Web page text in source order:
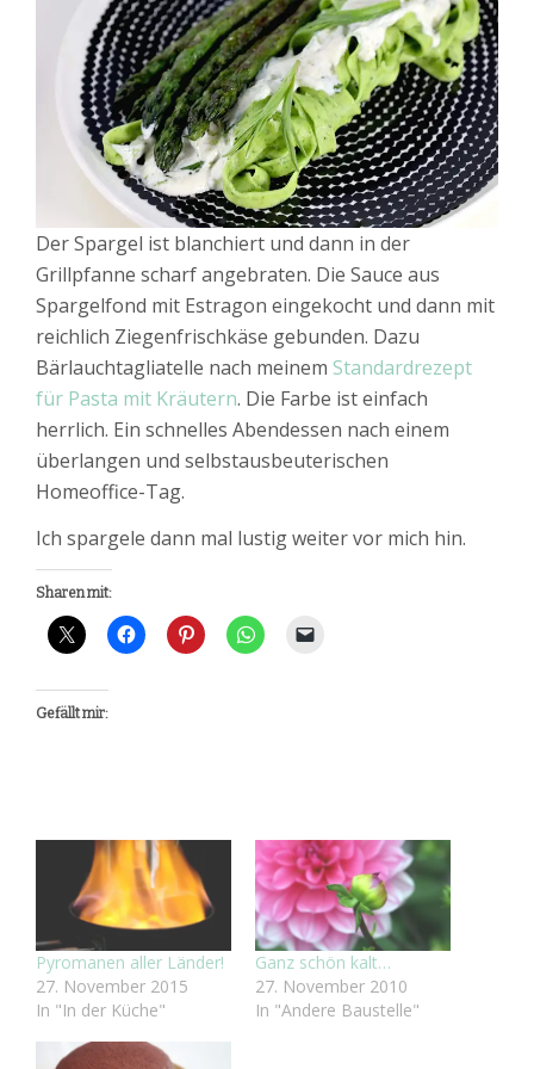
Der Spargel ist blanchiert und dann in der
Grillpfanne scharf angebraten. Die Sauce aus
Spargelfond mit Estragon eingekocht und dann mit
reichlich Ziegenfrischkäse gebunden. Dazu
Bärlauchtagliatelle nach meinem Standardrezept
für Pasta mit Kräutern. Die Farbe ist einfach
herrlich. Ein schnelles Abendessen nach einem
überlangen und selbstausbeuterischen
Homeoffice-Tag.
Ich spargele dann mal lustig weiter vor mich hin.
Sharen mit:
Gefällt mir:
Pyromanen aller Länder!
27. November 2015
In "In der Küche"
Ganz schön kalt…
27. November 2010
In "Andere Baustelle"